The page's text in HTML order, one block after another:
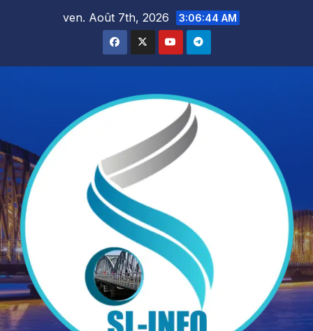
ven. Août 7th, 2026 3:06:46 AM